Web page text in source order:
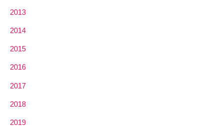
2013
2014
2015
2016
2017
2018
2019